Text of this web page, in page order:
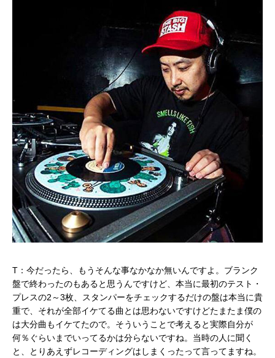
T：今だったら、もうそんな事なかなか無いんですよ。ブランク
盤で終わったのもあると思うんですけど、本当に最初のテスト・
プレスの2～3枚、スタンパーをチェックするだけの盤は本当に貴
重で、それが全部イケてる曲とは思わないですけどたまたま僕の
は大分曲もイケてたので。そういうことで考えると実際自分が
何％ぐらいまでいってるかは分らないですね。当時の人に聞く
と、とりあえずレコーディングはしまくったって言ってますね。